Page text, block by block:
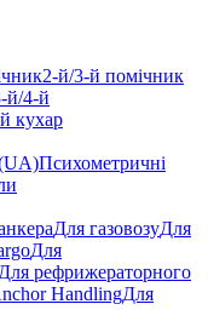
2-й/3-й помічник
й/4-й
кухар
Психометричні
Для газовозуДля
Для
Для рефрижераторного
HandlingДля